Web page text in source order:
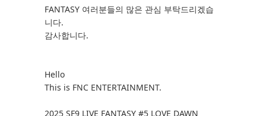
FANTASY 여러분들의 많은 관심 부탁드리겠습
니다.
감사합니다.
Hello
This is FNC ENTERTAINMENT.
2025 SF9 LIVE FANTASY #5 LOVE DAWN